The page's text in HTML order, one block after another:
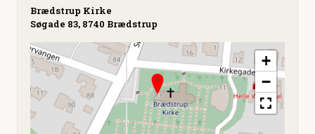
Brædstrup Kirke
Søgade 83, 8740 Brædstrup
+
−